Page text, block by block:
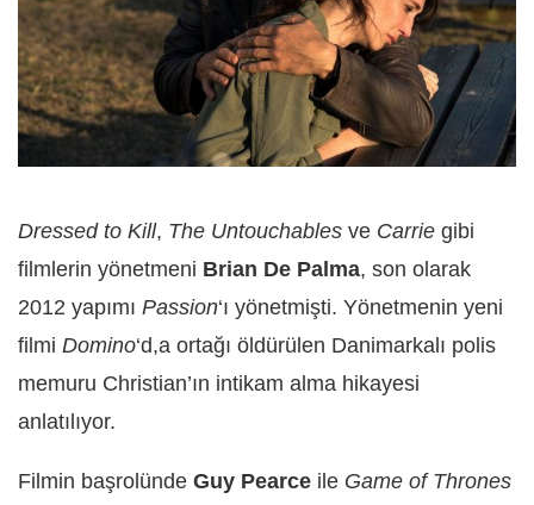
Dressed to Kill, The Untouchables ve Carrie gibi
filmlerin yönetmeni Brian De Palma, son olarak
2012 yapımı Passion‘ı yönetmişti. Yönetmenin yeni
filmi Domino‘d,a ortağı öldürülen Danimarkalı polis
memuru Christian’ın intikam alma hikayesi
anlatılıyor.
Filmin başrolünde Guy Pearce ile Game of Thrones